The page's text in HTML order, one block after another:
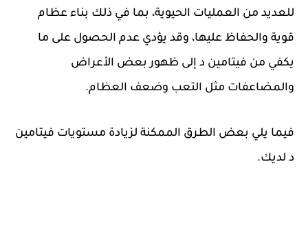
للعديد من العمليات الحيوية، بما في ذلك بناء عظام
قوية والحفاظ عليها، وقد يؤدي عدم الحصول على ما
يكفي من فيتامين د إلى ظهور بعض الأعراض
والمضاعفات مثل التعب وضعف العظام.
فيما يلي بعض الطرق الممكنة لزيادة مستويات فيتامين
د لديك.